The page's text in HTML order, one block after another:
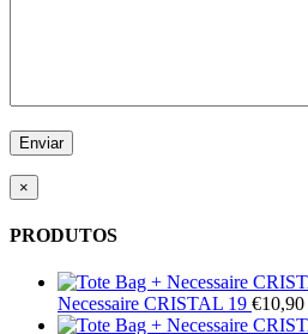
×
PRODUTOS
Necessaire CRISTAL 19 €10,90